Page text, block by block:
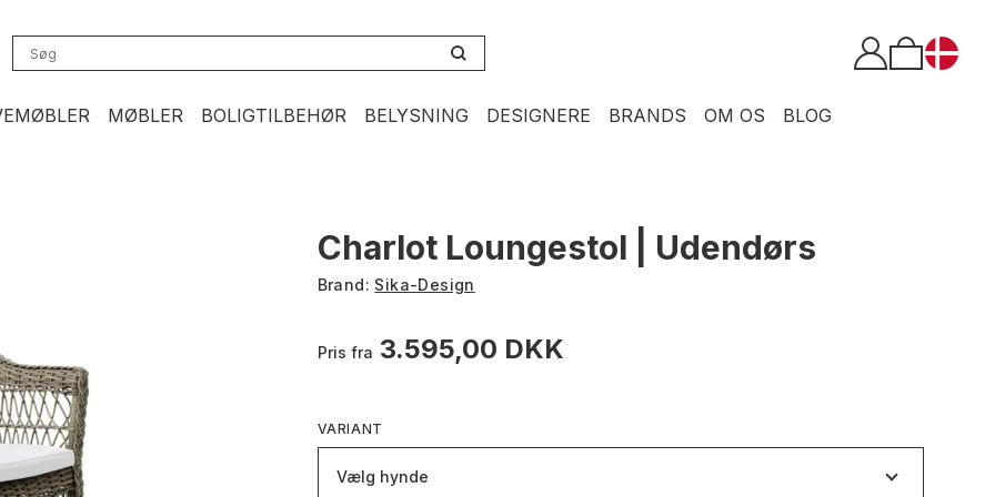
MØBLER BOLIGTILBEHØR BELYSNING DESIGNERE BRANDS OM OS BLOG
Charlot Loungestol | Udendørs
Brand: Sika-Design
Pris fra 3.595,00 DKK
VARIANT
Vælg hynde